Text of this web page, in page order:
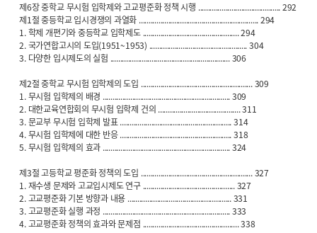
제6장 중학교 무시험 입학제와 고교평준화 정책 시행 .......................................... 292
제1절 중등학교 입시경쟁의 과열화 ............................................................. 294
1. 학제 개편기와 중등학교 입학제도 ................................................. 294
2. 국가연합고시의 도입(1951~1953) .................................................. 304
3. 다양한 입시제도의 실험 ............................................................. 306
제2절 중학교 무시험 입학제의 도입 ......................................................... 309
1. 무시험 입학제의 배경 ................................................................. 309
2. 대한교육연합회의 무시험 입학제 건의 .......................................... 311
3. 문교부 무시험 입학제 발표 ......................................................... 314
4. 무시험 입학제에 대한 반응 ......................................................... 318
5. 무시험 입학제의 효과 ................................................................. 324
제3절 고등학교 평준화 정책의 도입 ......................................................... 327
1. 재수생 문제와 고교입시제도 연구 ............................................... 327
2. 고교평준화 기본 방향과 내용 ..................................................... 331
3. 고교평준화 실행 과정 ................................................................. 333
4. 고교평준화 정책의 효과와 문제점 ................................................. 338